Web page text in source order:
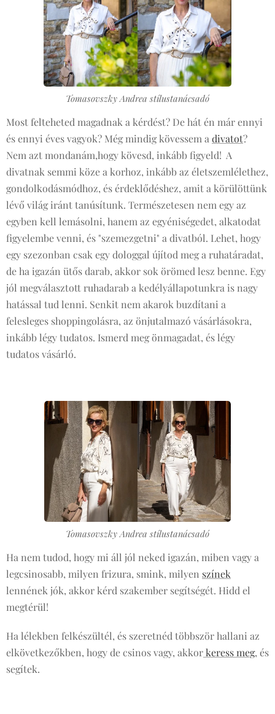
Tomasovszky Andrea stílustanácsadó
Most felteheted magadnak a kérdést? De hát én már ennyi
és ennyi éves vagyok? Még mindig kövessem a divatot?
Nem azt mondanám,hogy kövesd, inkább figyeld! A
divatnak semmi köze a korhoz, inkább az életszemlélethez,
gondolkodásmódhoz, és érdeklődéshez, amit a körülöttünk
lévő világ iránt tanúsítunk. Természetesen nem egy az
egyben kell lemásolni, hanem az egyéniségedet, alkatodat
figyelembe venni, és "szemezgetni" a divatból. Lehet, hogy
egy szezonban csak egy dologgal újítod meg a ruhatáradat,
de ha igazán ütős darab, akkor sok örömed lesz benne. Egy
jól megválasztott ruhadarab a kedélyállapotunkra is nagy
hatással tud lenni. Senkit nem akarok buzdítani a
felesleges shoppingolásra, az önjutalmazó vásárlásokra,
inkább légy tudatos. Ismerd meg önmagadat, és légy
tudatos vásárló.
Tomasovszky Andrea stílustanácsadó
Ha nem tudod, hogy mi áll jól neked igazán, miben vagy a
legcsinosabb, milyen frizura, smink, milyen színek
lennének jók, akkor kérd szakember segítségét. Hidd el
megtérül!
Ha lélekben felkészültél, és szeretnéd többször hallani az
elkövetkezőkben, hogy de csinos vagy, akkorkeress meg, és
segítek.